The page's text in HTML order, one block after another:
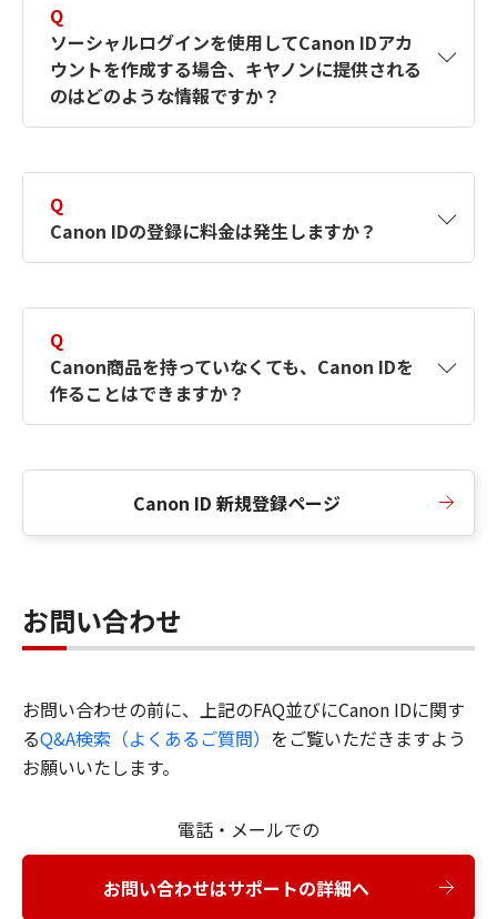
す。詳しい作成方法は【カメラ】Canon IDとは
何ですか？Canon IDの作成方法は？をご確認く
ださい。
Q
ソーシャルログインを使用してCanon IDアカ
ウントを作成する場合、キヤノンに提供される
のはどのような情報ですか？
択したサービスから取得します。アカウントを
簡単に作成できるように、この情報を使用して
Canon IDの登録フォームを入力します。
Q
Canon IDの登録に料金は発生しますか？
Q
Canon商品を持っていなくても、Canon IDを
作ることはできますか？
Canon ID 新規登録ページ
お問い合わせ
お問い合わせの前に、上記のFAQ並びにCanon IDに関す
るQ&A検索（よくあるご質問） をご覧いただきますよう
お願いいたします。
電話・メールでの
お問い合わせはサポートの詳細へ